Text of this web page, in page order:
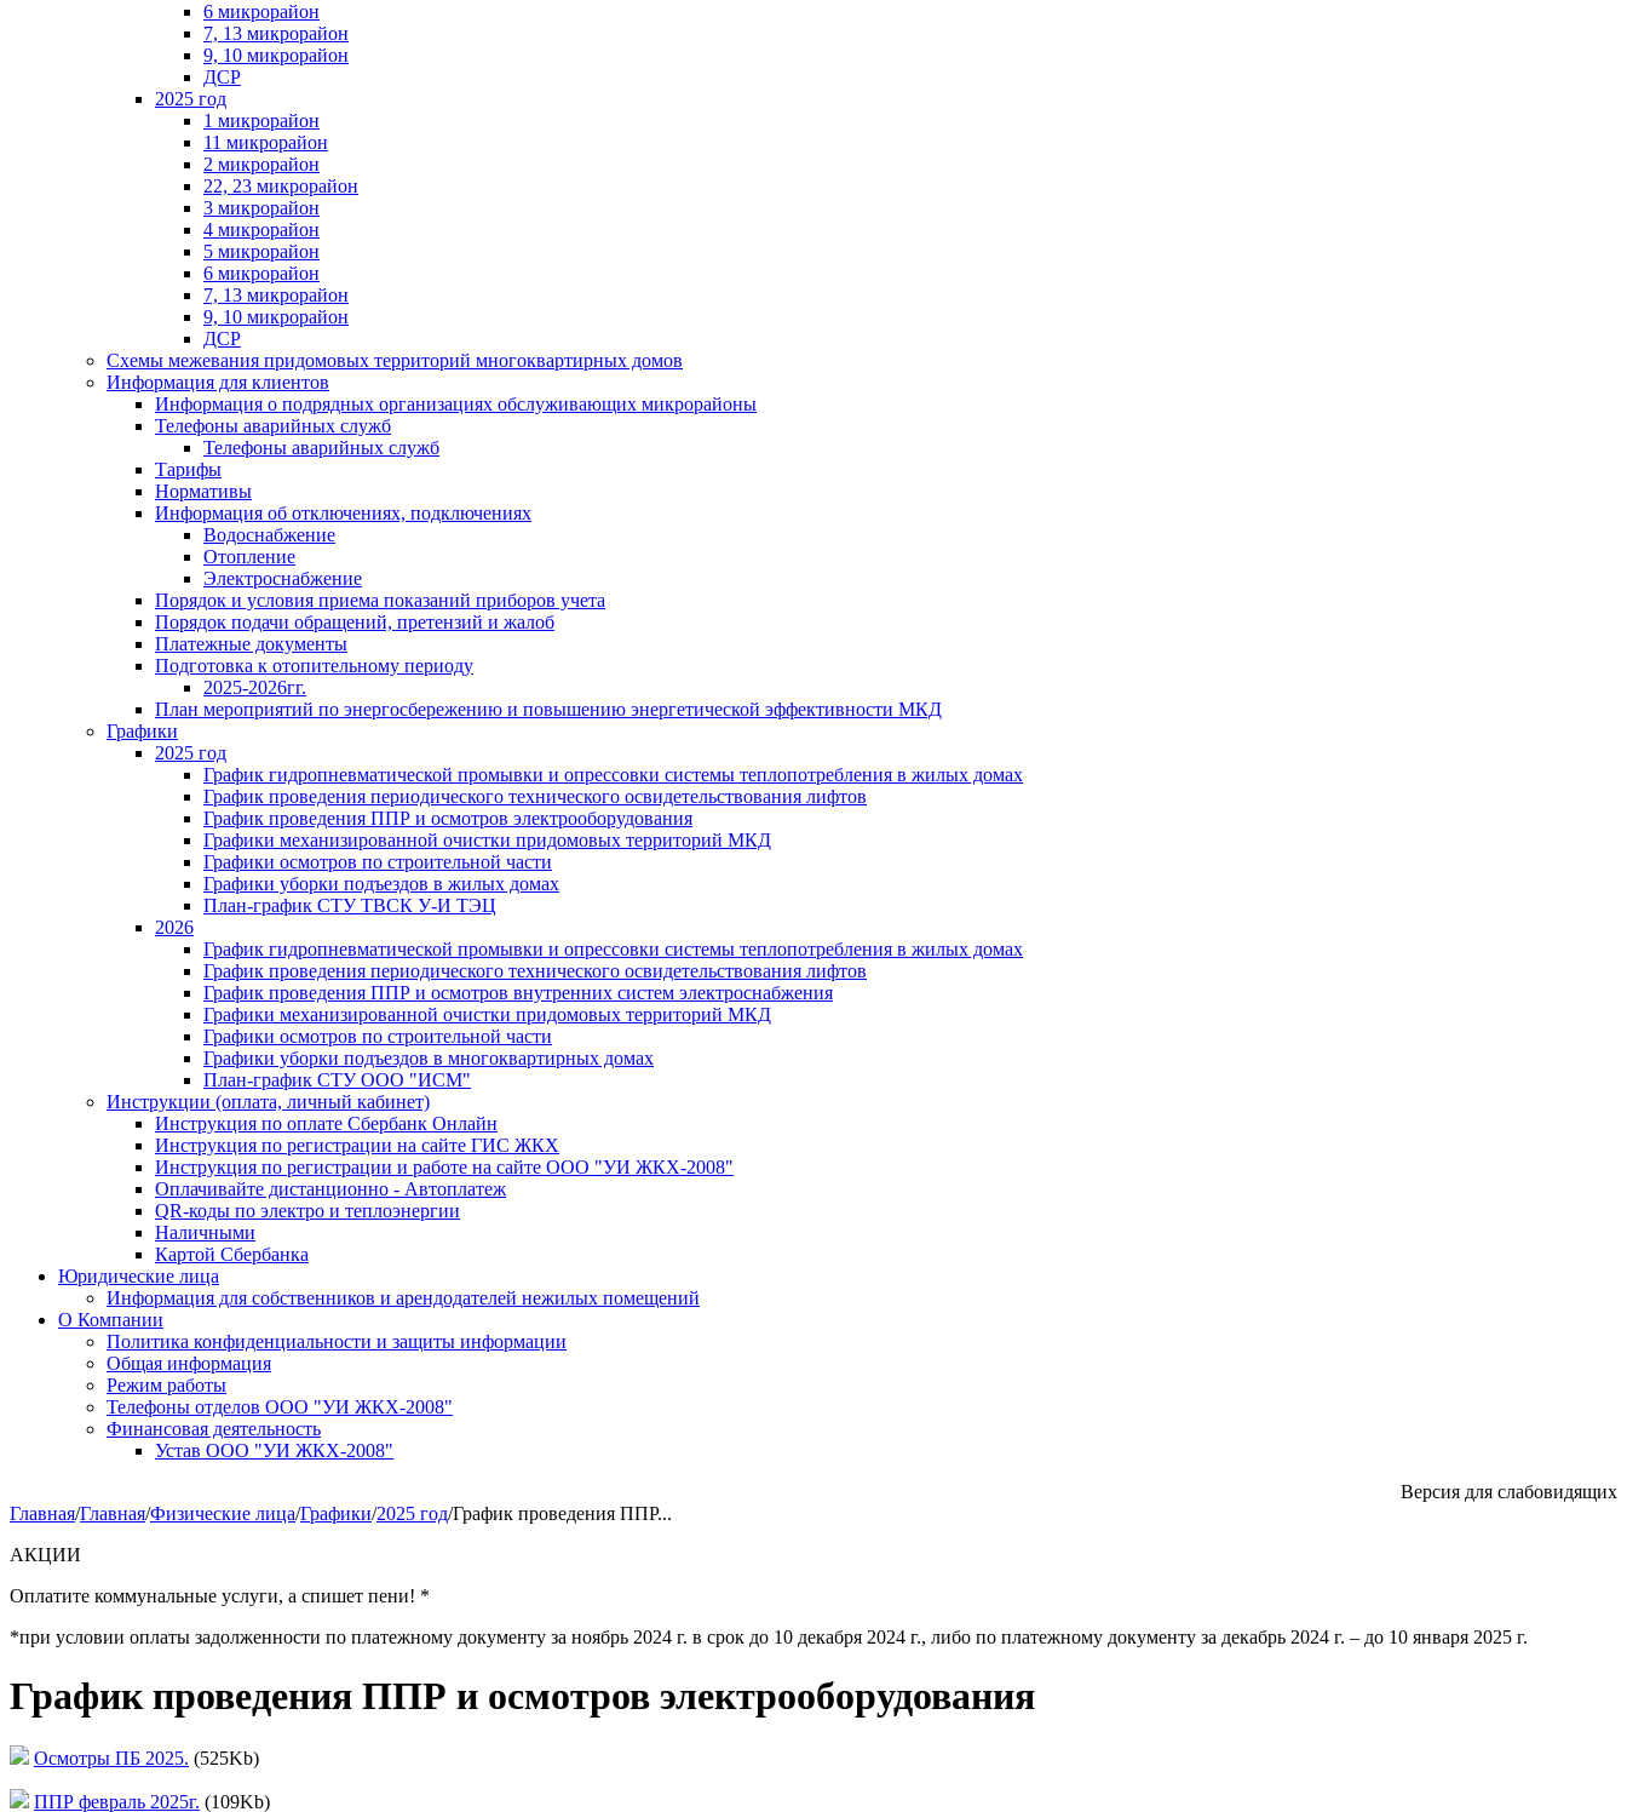
6 микрорайон
7, 13 микрорайон
9, 10 микрорайон
ДСР
2025 год
1 микрорайон
11 микрорайон
2 микрорайон
22, 23 микрорайон
3 микрорайон
4 микрорайон
5 микрорайон
6 микрорайон
7, 13 микрорайон
9, 10 микрорайон
ДСР
Схемы межевания придомовых территорий многоквартирных домов
Информация для клиентов
Информация о подрядных организациях обслуживающих микрорайоны
Телефоны аварийных служб
Телефоны аварийных служб
Тарифы
Нормативы
Информация об отключениях, подключениях
Водоснабжение
Отопление
Электроснабжение
Порядок и условия приема показаний приборов учета
Порядок подачи обращений, претензий и жалоб
Платежные документы
Подготовка к отопительному периоду
2025-2026гг.
План мероприятий по энергосбережению и повышению энергетической эффективности МКД
Графики
2025 год
График гидропневматической промывки и опрессовки системы теплопотребления в жилых домах
График проведения периодического технического освидетельствования лифтов
График проведения ППР и осмотров электрооборудования
Графики механизированной очистки придомовых территорий МКД
Графики осмотров по строительной части
Графики уборки подъездов в жилых домах
План-график СТУ ТВСК У-И ТЭЦ
2026
График гидропневматической промывки и опрессовки системы теплопотребления в жилых домах
График проведения периодического технического освидетельствования лифтов
График проведения ППР и осмотров внутренних систем электроснабжения
Графики механизированной очистки придомовых территорий МКД
Графики осмотров по строительной части
Графики уборки подъездов в многоквартирных домах
План-график СТУ ООО "ИСМ"
Инструкции (оплата, личный кабинет)
Инструкция по оплате Сбербанк Онлайн
Инструкция по регистрации на сайте ГИС ЖКХ
Инструкция по регистрации и работе на сайте ООО "УИ ЖКХ-2008"
Оплачивайте дистанционно - Автоплатеж
QR-коды по электро и теплоэнергии
Наличными
Картой Сбербанка
Юридические лица
Информация для собственников и арендодателей нежилых помещений
О Компании
Политика конфиденциальности и защиты информации
Общая информация
Режим работы
Телефоны отделов ООО "УИ ЖКХ-2008"
Финансовая деятельность
Устав ООО "УИ ЖКХ-2008"
Версия для слабовидящих
Главная/Главная/Физические лица/Графики/2025 год/График проведения ППР...
АКЦИИ
Оплатите коммунальные услуги, а спишет пени! *
*при условии оплаты задолженности по платежному документу за ноябрь 2024 г. в срок до 10 декабря 2024 г., либо по платежному документу за декабрь 2024 г. – до 10 января 2025 г.
График проведения ППР и осмотров электрооборудования
Осмотры ПБ 2025. (525Kb)
ППР февраль 2025г. (109Kb)